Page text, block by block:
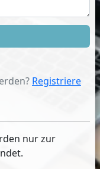
Registriere
nur zur